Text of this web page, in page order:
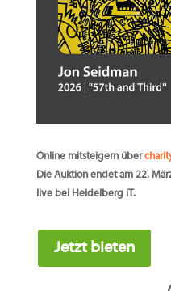
Online mitsteigern über
Die Auktion endet am 22.
live bei Heidelberg iT.
Jetzt bieten